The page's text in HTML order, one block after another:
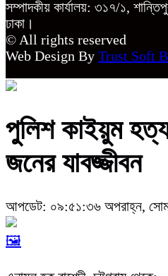
সম্পাদকীয় কার্যালয়: ৩১৭/১,
ঢাকা।
© All rights reserved
Web Design By Trust Soft
পুলিশ কাইয়ুম
জনের যাবজ্জীবন
আপডেট: ০৯:৫১:৩৬ অপরাহ্ন,
🖼️